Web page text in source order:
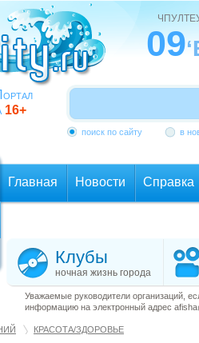
16+
09
поиск по сайту в
Главная Новости Справка
Клубы
ночная жизнь города
Уважаемые руководители организаций,
информацию на электронный адрес
КРАСОТА/ЗДОРОВЬЕ